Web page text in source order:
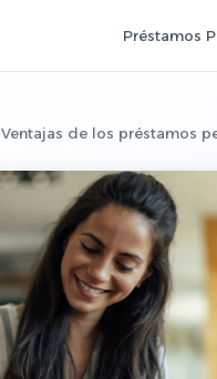
Préstamos
Ventajas de los préstamos